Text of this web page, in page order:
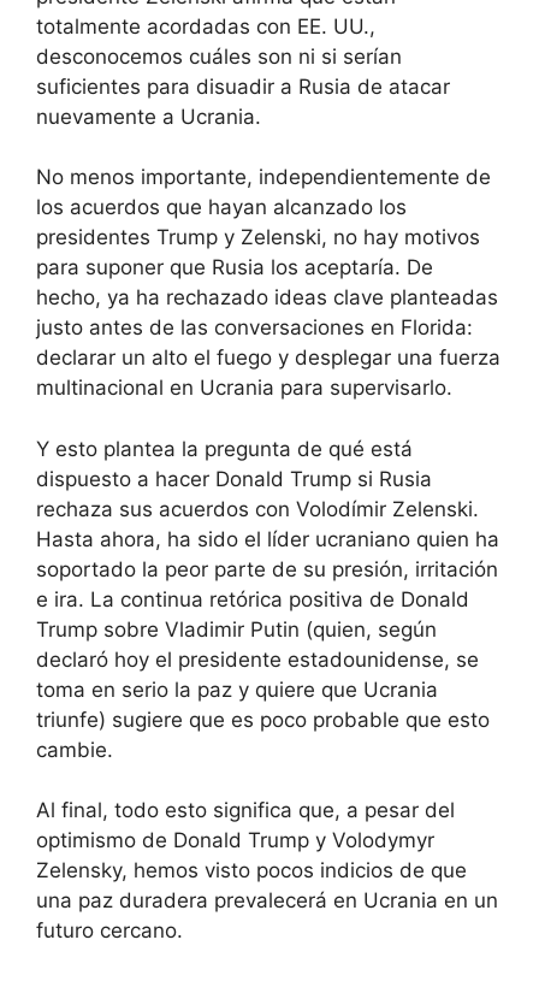
totalmente acordadas con EE. UU.,
desconocemos cuáles son ni si serían
suficientes para disuadir a Rusia de atacar
nuevamente a Ucrania.
No menos importante, independientemente de
los acuerdos que hayan alcanzado los
presidentes Trump y Zelenski, no hay motivos
para suponer que Rusia los aceptaría. De
hecho, ya ha rechazado ideas clave planteadas
justo antes de las conversaciones en Florida:
declarar un alto el fuego y desplegar una fuerza
multinacional en Ucrania para supervisarlo.
Y esto plantea la pregunta de qué está
dispuesto a hacer Donald Trump si Rusia
rechaza sus acuerdos con Volodímir Zelenski.
Hasta ahora, ha sido el líder ucraniano quien ha
soportado la peor parte de su presión, irritación
e ira. La continua retórica positiva de Donald
Trump sobre Vladimir Putin (quien, según
declaró hoy el presidente estadounidense, se
toma en serio la paz y quiere que Ucrania
triunfe) sugiere que es poco probable que esto
cambie.
Al final, todo esto significa que, a pesar del
optimismo de Donald Trump y Volodymyr
Zelensky, hemos visto pocos indicios de que
una paz duradera prevalecerá en Ucrania en un
futuro cercano.